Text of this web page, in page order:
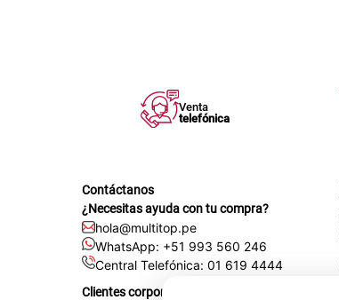
Venta
telefónica
Contáctanos
¿Necesitas ayuda con tu compra?
hola@multitop.pe
WhatsApp: +51 993 560 246
Central Telefónica: 01 619 4444
Clientes corporativos